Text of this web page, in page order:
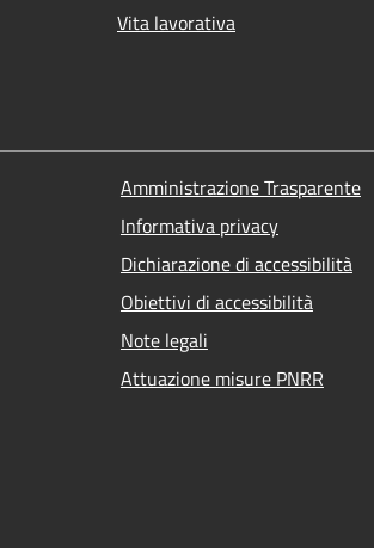
Vita lavorativa
Amministrazione Trasparente
Informativa privacy
Dichiarazione di accessibilità
Obiettivi di accessibilità
Note legali
Attuazione misure PNRR